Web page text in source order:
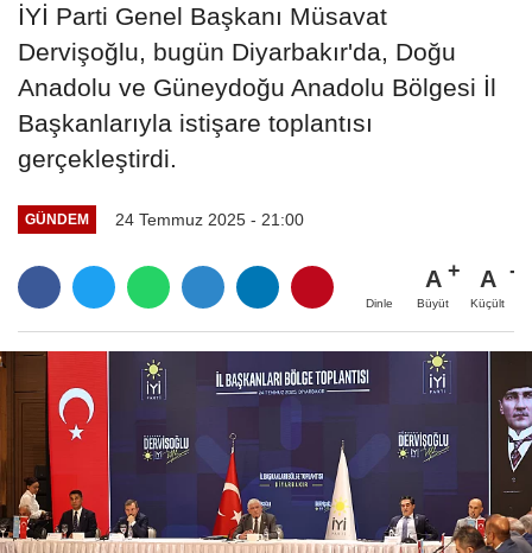
İYİ Parti Genel Başkanı Müsavat
Dervişoğlu, bugün Diyarbakır'da, Doğu
Anadolu ve Güneydoğu Anadolu Bölgesi İl
Başkanlarıyla istişare toplantısı
gerçekleştirdi.
GÜNDEM 24 Temmuz 2025 - 21:00
Dinle
A
Büyüt
A
Küçült